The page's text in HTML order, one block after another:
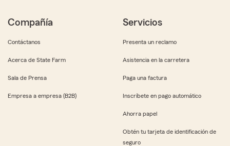
Compañía
Contáctanos
Acerca de State Farm
Sala de Prensa
Empresa a empresa (B2B)
Servicios
Presenta un reclamo
Asistencia en la carretera
Paga una factura
Inscríbete en pago automático
Ahorra papel
Obtén tu tarjeta de identificación de
seguro